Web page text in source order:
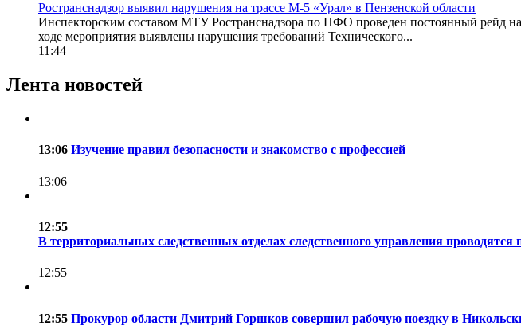
Ространснадзор выявил нарушения на трассе М-5 «Урал» в Пензенской области
Инспекторским составом МТУ Ространснадзора по ПФО проведен постоянный рейд
ходе мероприятия выявлены нарушения требований Технического...
11:44
Лента новостей
13:06 Изучение правил безопасности и знакомство с профессией
13:06
12:55
В территориальных следственных отделах следственного управления
12:55
12:55 Прокурор области Дмитрий Горшков совершил рабочую поездку в